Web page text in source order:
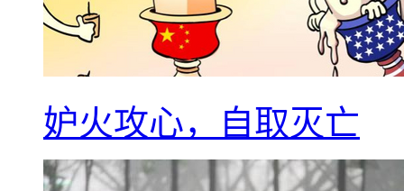
妒火攻心，自取灭亡